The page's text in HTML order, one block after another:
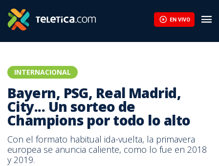
EN VIVO
INTERNACIONAL
Bayern, PSG, Real Madrid,
City... Un sorteo de
Champions por todo lo alto
Con el formato habitual ida-vuelta, la primavera
europea se anuncia caliente, como lo fue en 2018
y 2019.